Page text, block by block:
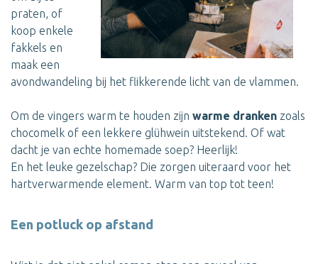
praten, of
koop enkele
fakkels en
maak een
avondwandeling bij het flikkerende licht van de vlammen.
Om de vingers warm te houden zijn warme dranken zoals
chocomelk of een lekkere glühwein uitstekend. Of wat
dacht je van echte homemade soep? Heerlijk!
En het leuke gezelschap? Die zorgen uiteraard voor het
hartverwarmende element. Warm van top tot teen!
Een potluck op afstand